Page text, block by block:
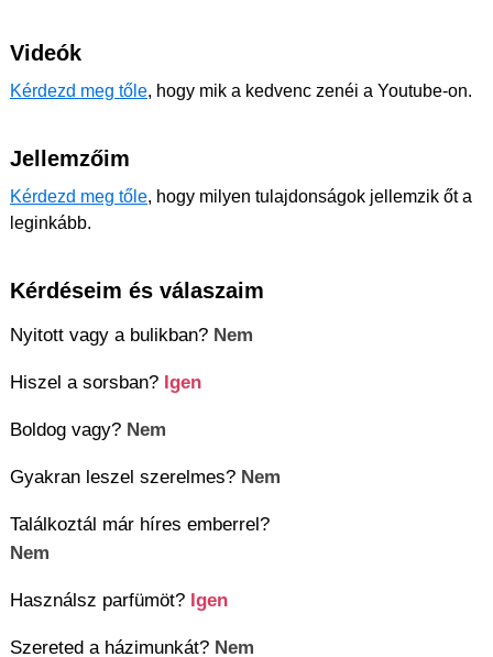
Videók
Kérdezd meg tőle, hogy mik a kedvenc zenéi a Youtube-on.
Jellemzőim
Kérdezd meg tőle, hogy milyen tulajdonságok jellemzik őt a
leginkább.
Kérdéseim és válaszaim
Nyitott vagy a bulikban? Nem
Hiszel a sorsban? Igen
Boldog vagy? Nem
Gyakran leszel szerelmes? Nem
Találkoztál már híres emberrel?
Nem
Használsz parfümöt? Igen
Szereted a házimunkát? Nem